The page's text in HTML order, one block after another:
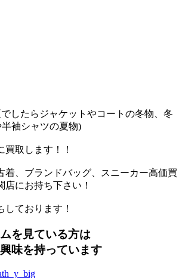
したらジャケットやコートの冬物、冬
袖シャツの夏物)
買取します！！
着、ブランドバッグ、スニーカー高価買
にお持ち下さい！
しております！
を見ている方は
味を持っています